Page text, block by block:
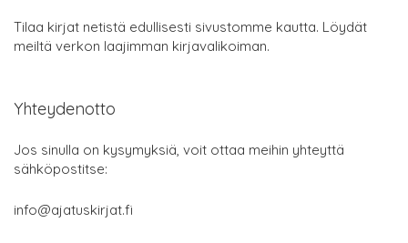
Tilaa kirjat netistä edullisesti sivustomme kautta. Löydät
meiltä verkon laajimman kirjavalikoiman.
Yhteydenotto
Jos sinulla on kysymyksiä, voit ottaa meihin yhteyttä
sähköpostitse:
info@ajatuskirjat.fi